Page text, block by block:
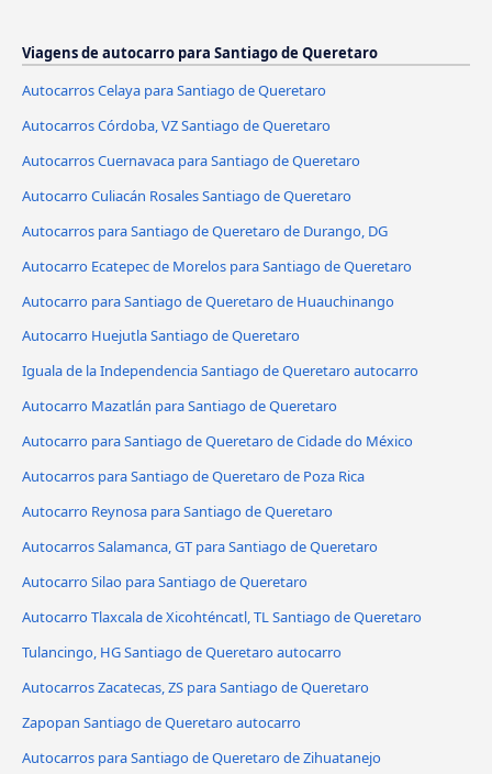
Viagens de autocarro para Santiago de Queretaro
Autocarros Celaya para Santiago de Queretaro
Autocarros Córdoba, VZ Santiago de Queretaro
Autocarros Cuernavaca para Santiago de Queretaro
Autocarro Culiacán Rosales Santiago de Queretaro
Autocarros para Santiago de Queretaro de Durango, DG
Autocarro Ecatepec de Morelos para Santiago de Queretaro
Autocarro para Santiago de Queretaro de Huauchinango
Autocarro Huejutla Santiago de Queretaro
Iguala de la Independencia Santiago de Queretaro autocarro
Autocarro Mazatlán para Santiago de Queretaro
Autocarro para Santiago de Queretaro de Cidade do México
Autocarros para Santiago de Queretaro de Poza Rica
Autocarro Reynosa para Santiago de Queretaro
Autocarros Salamanca, GT para Santiago de Queretaro
Autocarro Silao para Santiago de Queretaro
Autocarro Tlaxcala de Xicohténcatl, TL Santiago de Queretaro
Tulancingo, HG Santiago de Queretaro autocarro
Autocarros Zacatecas, ZS para Santiago de Queretaro
Zapopan Santiago de Queretaro autocarro
Autocarros para Santiago de Queretaro de Zihuatanejo